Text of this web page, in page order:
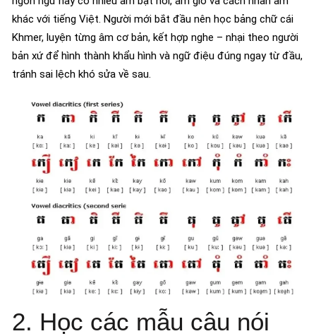
khác với tiếng Việt. Người mới bắt đầu nên học bảng chữ cái
Khmer, luyện từng âm cơ bản, kết hợp nghe – nhại theo người
bản xứ để hình thành khẩu hình và ngữ điệu đúng ngay từ đầu,
tránh sai lệch khó sửa về sau.
2. Học các mẫu câu nói